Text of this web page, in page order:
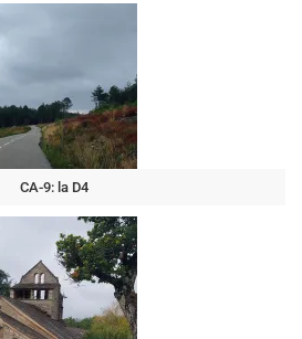
CA-9: la D4